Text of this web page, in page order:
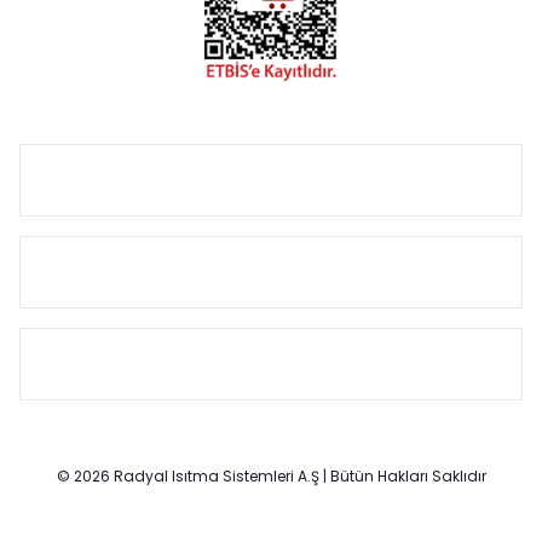
Size özel olarak üretilen Radyatör ve havlupan seçerken
yardıma ihtiyacınız olduğunda,0850 308 08 08
hattımızdan bizlere ulaşabilirsiniz.
© 2026 Radyal Isıtma Sistemleri A.Ş | Bütün Hakları Saklıdır